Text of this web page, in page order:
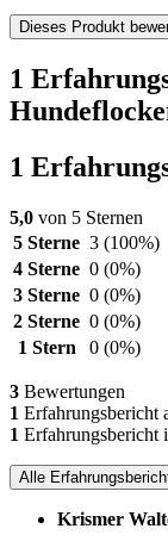
Dieses Produkt
1
1
5,0 von 5 Sternen
5 Sterne 3 (100%)
4 Sterne 0 (0%)
3 Sterne 0 (0%)
2 Sterne 0 (0%)
1 Stern
0 (0%)
3 Bewertungen
1 Erfahrungsbericht
1 Erfahrungsbericht
Alle
Krismer